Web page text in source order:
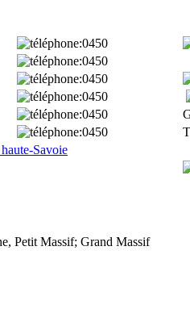
:0450
:0450
:0450
:0450
:0450
:0450
Savoie
Petit Massif; Grand Massif